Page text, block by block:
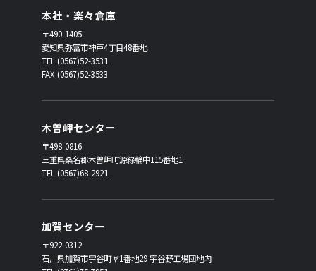
本社・楽々倉庫
〒490-1405
愛知県弥富市神戸4丁目48番地
TEL (0567)52-3531
FAX (0567)52-3533
木曽岬センター
〒498-0816
三重県桑名郡木曽岬町源緑輪中115番地1
TEL (0567)68-2921
加賀センター
〒922-0312
石川県加賀市宇谷町ヤ1番地29 宇谷野工場団地内